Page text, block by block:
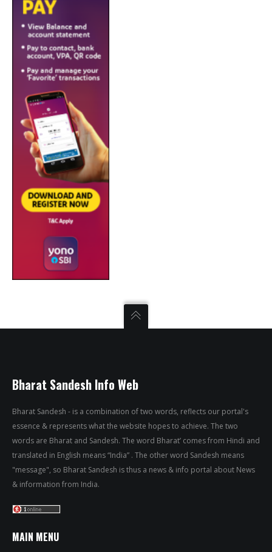
Bharat Sandesh Info Web
Bharat Sandesh - is a combination of two words, reflects our portal's
essence & represents what the website hopes to achieve. The two
words are Bharat and Sandesh. The word Bharat’ comes from Hindi and
translated in English means “India” . The other word Sandesh means
"message", so Bharat Sandesh is thus a news & info portal about News
& information from India.
MAIN MENU